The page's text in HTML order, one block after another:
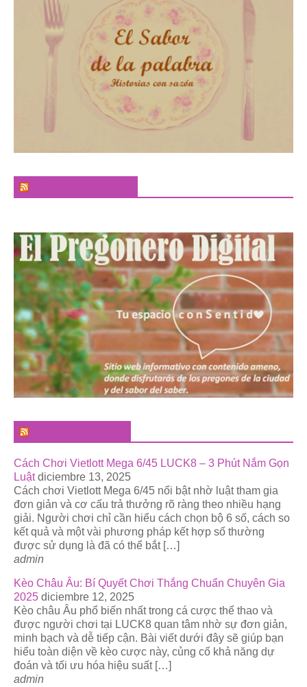
Cách Chơi Vietlott Mega 6/45 LUCK8 – 3 Phút Nắm Gọn
Luật diciembre 13, 2025
Cách chơi Vietlott Mega 6/45 nổi bật nhờ luật tham gia
đơn giản và cơ cấu trả thưởng rõ ràng theo nhiều hạng
giải. Người chơi chỉ cần hiểu cách chọn bộ 6 số, cách so
kết quả và một vài phương pháp kết hợp số thường
được sử dụng là đã có thể bắt […]
admin
Kèo Châu Âu: Bí Quyết Chơi Thắng Chuẩn Chuyên Gia
2025 diciembre 12, 2025
Kèo châu Âu phổ biến nhất trong cá cược thể thao và
được người chơi tại LUCK8 quan tâm nhờ sự đơn giản,
minh bạch và dễ tiếp cận. Bài viết dưới đây sẽ giúp bạn
hiểu toàn diện về kèo cược này, củng cố khả năng dự
đoán và tối ưu hóa hiệu suất […]
admin